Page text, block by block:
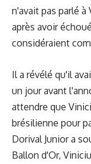
n'avait pas parlé
après avoir
considéraient
Il a révélé qu'il
un jour avant
attendre que
brésilienne pour
Dorival Junior a
Ballon d'Or,